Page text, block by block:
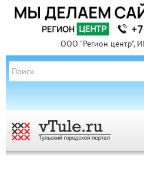
ООО "Регион центр",